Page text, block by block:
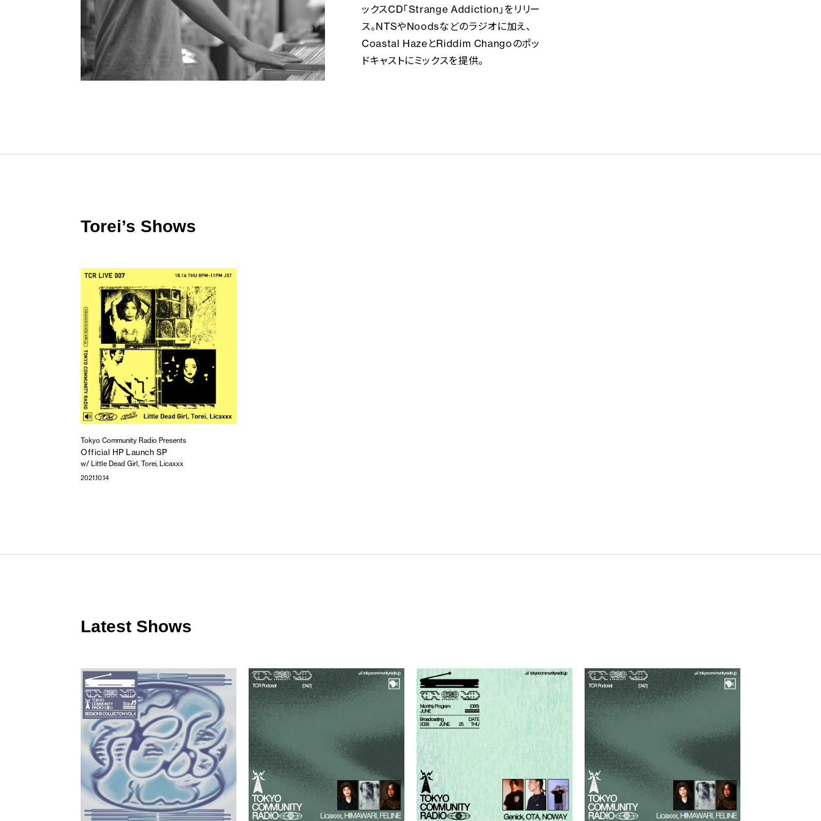
ックスCD「Strange Addiction」をリリー
ス。NTSやNoodsなどのラジオに加え、
Coastal HazeとRiddim Changoのポッ
ドキャストにミックスを提供。
Torei’s Shows
Tokyo Community Radio Presents
Official HP Launch SP
w/ Little Dead Girl, Torei, Licaxxx
2021.10.14
Latest Shows